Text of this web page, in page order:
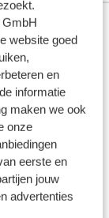
GmbH
website goed
en
informatie
maken we ook
onze
eerste en
jouw
advertenties